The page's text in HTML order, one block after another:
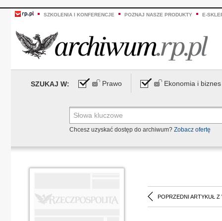
SZKOLENIA I KONFERENCJE POZNAJ NASZE PRODUKTY E-
SZUKAJ W: Prawo Ekonomia i biznes
Chcesz uzyskać dostęp do archiwum? Zobacz ofertę
POPRZEDNI ARTYKUŁ Z